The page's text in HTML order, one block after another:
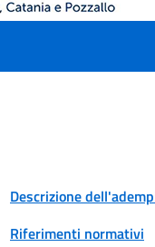
Descrizione
Riferimenti normativi